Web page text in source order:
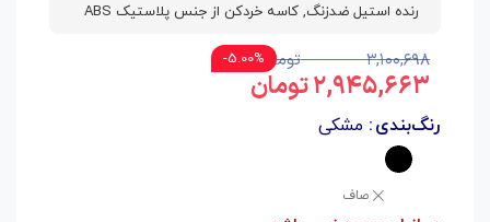
رنده استیل ضدزنگ, کاسه خردکن از جنس پلاستیک ABS
۳,۱۰۰,۶۹۸ تومان
۲,۹۴۵,۶۶۳تومان
5.00%-
رنگ‌بندی مشکی
صاف